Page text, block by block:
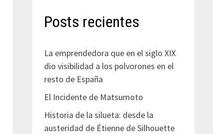
Posts recientes
La emprendedora que en el siglo XIX
dio visibilidad a los polvorones en el
resto de España
El Incidente de Matsumoto
Historia de la silueta: desde la
austeridad de Étienne de Silhouette